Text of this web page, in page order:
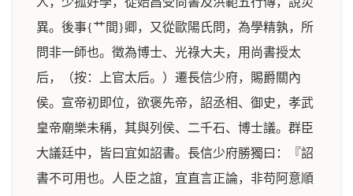
異。後事{艹間}卿，又從歐陽氏問，為學精孰，所
問非一師也。徵為博士、光祿大夫，用尚書授太
后，（按：上官太后。）遷長信少府，賜爵關內
侯。宣帝初即位，欲褒先帝，詔丞相、御史，孝武
皇帝廟樂未稱，其與列侯、二千石、博士議。群臣
大議廷中，皆曰宜如詔書。長信少府勝獨曰：『詔
書不可用也。人臣之誼，宜直言正論，非苟阿意順